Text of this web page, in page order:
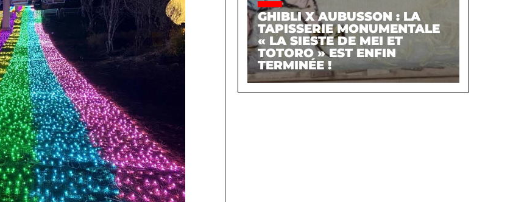
GHIBLI X AUBUSSON : LA
TAPISSERIE MONUMENTALE
« LA SIESTE DE MEI ET
TOTORO » EST ENFIN
TERMINÉE !